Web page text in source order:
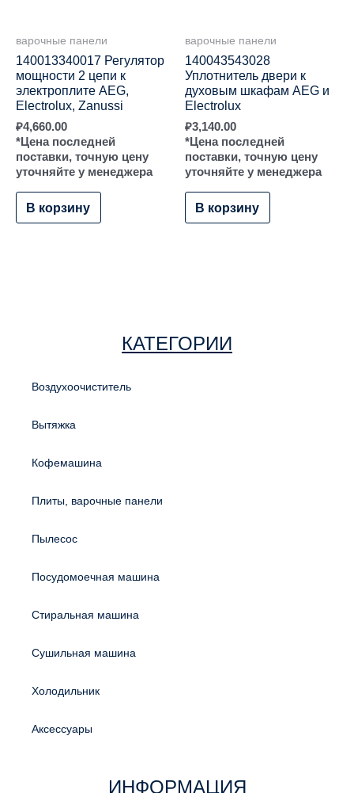
варочные панели
140013340017 Регулятор
мощности 2 цепи к
электроплите AEG,
Electrolux, Zanussi
₽4,660.00
*Цена последней
поставки, точную цену
уточняйте у менеджера
В корзину
варочные панели
140043543028
Уплотнитель двери к
духовым шкафам AEG и
Electrolux
₽3,140.00
*Цена последней
поставки, точную цену
уточняйте у менеджера
В корзину
КАТЕГОРИИ
Воздухоочиститель
Вытяжка
Кофемашина
Плиты, варочные панели
Пылесос
Посудомоечная машина
Стиральная машина
Сушильная машина
Холодильник
Аксессуары
ИНФОРМАЦИЯ